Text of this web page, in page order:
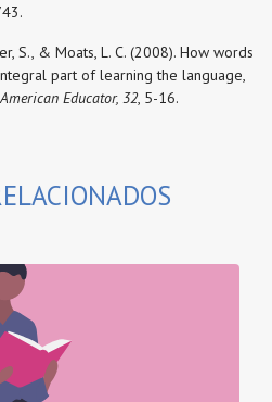
S., & Moats, L. C. (2008). How words
part of learning the language,
American Educator, 32, 5-16.